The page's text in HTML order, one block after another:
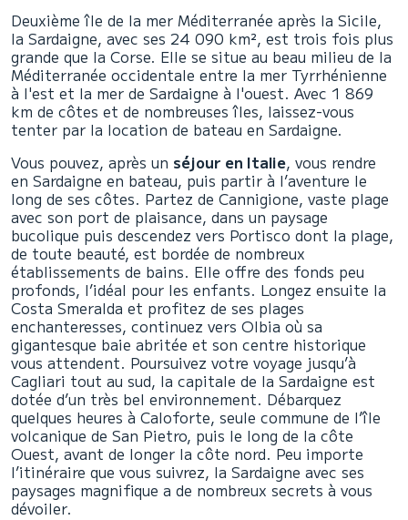
Deuxième île de la mer Méditerranée après la Sicile,
la Sardaigne, avec ses 24 090 km², est trois fois plus
grande que la Corse. Elle se situe au beau milieu de la
Méditerranée occidentale entre la mer Tyrrhénienne
à l'est et la mer de Sardaigne à l'ouest. Avec 1 869
km de côtes et de nombreuses îles, laissez-vous
tenter par la location de bateau en Sardaigne.
Vous pouvez, après un séjour en Italie, vous rendre
en Sardaigne en bateau, puis partir à l’aventure le
long de ses côtes. Partez de Cannigione, vaste plage
avec son port de plaisance, dans un paysage
bucolique puis descendez vers Portisco dont la plage,
de toute beauté, est bordée de nombreux
établissements de bains. Elle offre des fonds peu
profonds, l’idéal pour les enfants. Longez ensuite la
Costa Smeralda et profitez de ses plages
enchanteresses, continuez vers Olbia où sa
gigantesque baie abritée et son centre historique
vous attendent. Poursuivez votre voyage jusqu’à
Cagliari tout au sud, la capitale de la Sardaigne est
dotée d’un très bel environnement. Débarquez
quelques heures à Caloforte, seule commune de l’île
volcanique de San Pietro, puis le long de la côte
Ouest, avant de longer la côte nord. Peu importe
l’itinéraire que vous suivrez, la Sardaigne avec ses
paysages magnifique a de nombreux secrets à vous
dévoiler.